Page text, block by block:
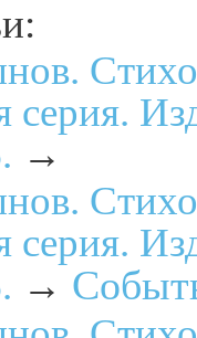
серия.
→
серия.
→